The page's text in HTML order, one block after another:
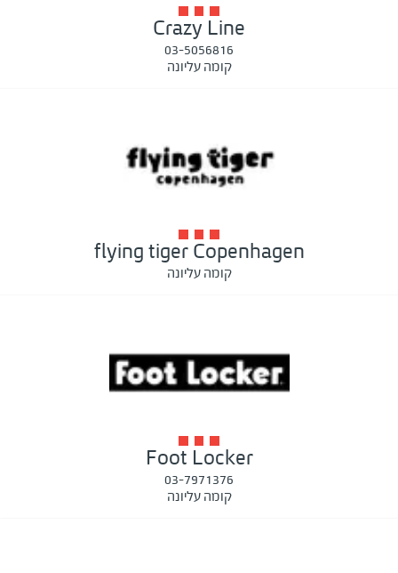
Crazy Line
03-5056816
קומה עליונה
flying tiger Copenhagen
קומה עליונה
Foot Locker
03-7971376
קומה עליונה